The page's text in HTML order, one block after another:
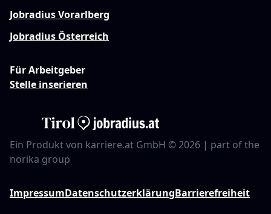
Jobradius Vorarlberg
Jobradius Österreich
Für Arbeitgeber
Stelle inserieren
Ein Produkt von karriere.at GmbH © 2026 | part of the
norika group
ImpressumDatenschutzerklärungBarrierefreiheit